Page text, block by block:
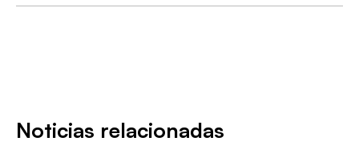
Noticias relacionadas